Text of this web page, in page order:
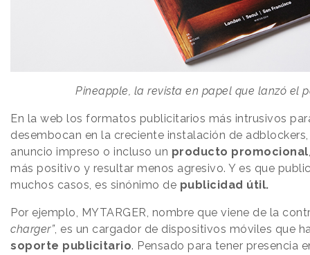
Pineapple, la revista en papel que lanzó el
En la web los formatos publicitarios más intrusivos
desembocan en la creciente instalación de
anuncio impreso o incluso un producto promocional
más positivo y resultar menos agresivo. Y es que
muchos casos, es sinónimo de publicidad útil.
Por ejemplo, MYTARGER, nombre que viene de la
charger”, es un cargador de dispositivos móviles que
soporte publicitario. Pensado para tener presencia